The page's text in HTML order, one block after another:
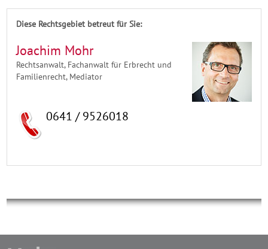
Diese Rechtsgebiet betreut für Sie:
Joachim Mohr
Rechtsanwalt, Fachanwalt für Erbrecht und
Familienrecht, Mediator
0641 / 9526018